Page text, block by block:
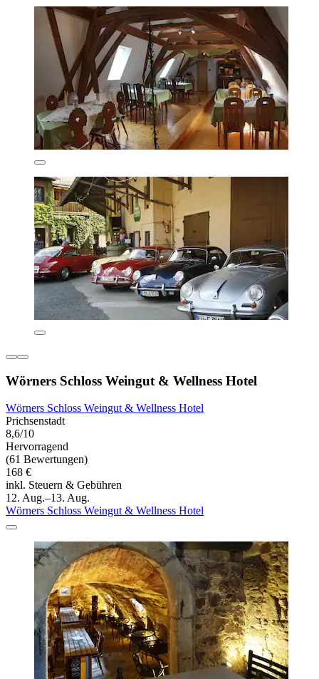
Wörners Schloss Weingut & Wellness Hotel
Wörners Schloss Weingut & Wellness Hotel
Prichsenstadt
8,6/10
Hervorragend
(61 Bewertungen)
168 €
inkl. Steuern & Gebühren
12. Aug.–13. Aug.
Wörners Schloss Weingut & Wellness Hotel